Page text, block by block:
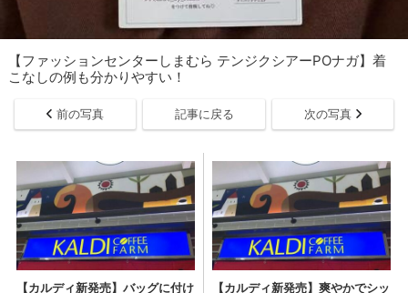
【ファッションセンターしまむら テンジクシアーPOナガ】着
こなしの例も分かりやすい！
前の写真 記事に戻る 次の写真